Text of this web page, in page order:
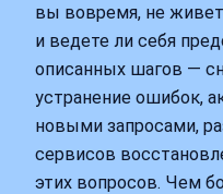
вы вовремя, не
и ведете ли себя
описанных шагов —
устранение ошибок,
новыми запросами,
сервисов
этих вопросов. Чем